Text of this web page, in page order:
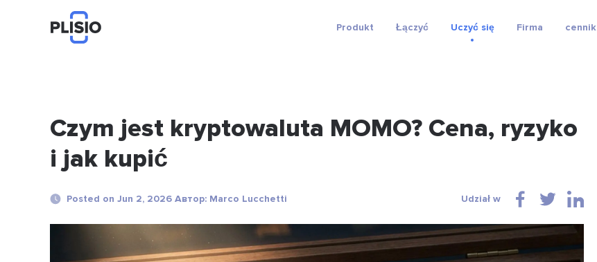
Produkt Łączyć Uczyć się Firma cennik
Czym jest kryptowaluta MOMO? Cena, ryzyko
i jak kupić
Posted on Jun 2, 2026 Автор: Marco Lucchetti Udział w